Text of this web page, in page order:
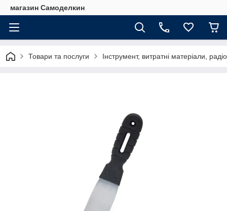
магазин Самоделкин
Товари та послуги Інструмент, витратні матеріали,